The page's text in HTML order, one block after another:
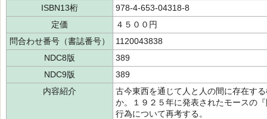
ISBN13桁
978-4-653-04318-8
定価
４５００円
問合わせ番号（書誌番号）
1120043838
NDC8版
389
NDC9版
389
内容紹介
古今東西を通じて人と人の間に存在す
か。１９２５年に発表されたモースの
行為について再考する。